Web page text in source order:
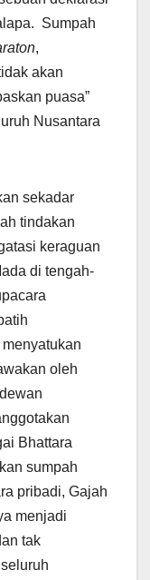
Sumpah
,
akan
puasa”
Nusantara
sekadar
tindakan
keraguan
di tengah-
oleh
Bhattara
sumpah
pribadi, Gajah
menjadi
tak